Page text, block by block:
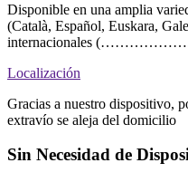
Disponible en una amplia
(Català, Español, Euskara,
internacionales
Localización
Gracias a nuestro dispositivo,
extravío se aleja del domicilio
Sin Necesidad de